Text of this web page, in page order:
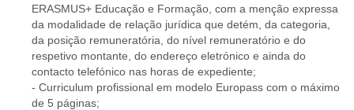
ERASMUS+ Educação e Formação, com a menção expressa
da modalidade de relação jurídica que detém, da categoria,
da posição remuneratória, do nível remuneratório e do
respetivo montante, do endereço eletrónico e ainda do
contacto telefónico nas horas de expediente;
- Curriculum profissional em modelo Europass com o máximo
de 5 páginas;